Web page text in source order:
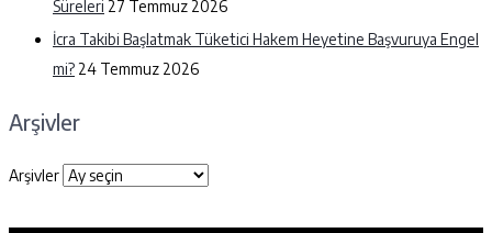
Süreleri 27 Temmuz 2026
İcra Takibi Başlatmak Tüketici Hakem Heyetine Başvuruya Engel
mi? 24 Temmuz 2026
Arşivler
Arşivler